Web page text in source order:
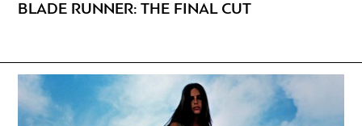
BLADE RUNNER: THE FINAL CUT